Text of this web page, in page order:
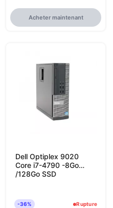
Acheter maintenant
Dell Optiplex 9020
Core i7-4790 -8Go
/128Go SSD
-36% Rupture